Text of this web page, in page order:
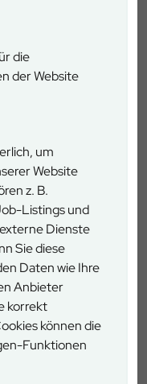
die
der Website
um
Website
z. B.
Listings und
Dienste
Sie diese
Daten wie Ihre
Anbieter
korrekt
können die
Funktionen
stark gefördert
Kohlenstoffsenke und
Tier- und
Die
„Besondere
Bayern“ gefördert.
von 41
und
den Staatswald
das Vorallgäu in die
hinein.
Wuchsleistungen.
in
Buche und
setzt dabei